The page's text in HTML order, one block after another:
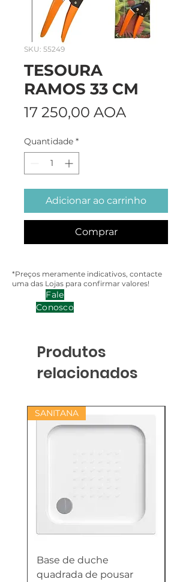
SKU: 55249
TESOURA
RAMOS 33 CM
17 250,00 AOA
Quantidade *
Adicionar ao carrinho
Comprar
*Preços meramente indicativos, contacte
uma das Lojas para confirmar valores!
Fale
Conosco
Produtos
relacionados
SANITANA
Base de duche
quadrada de pousar